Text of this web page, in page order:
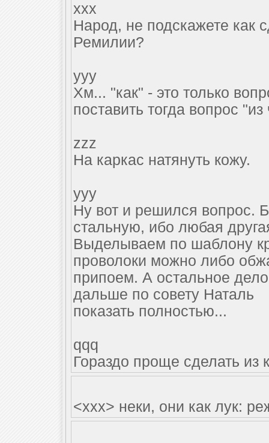
ххх
Народ, не подскажете как
Ремилии?
ууу
Хм... "как" - это только
поставить тогда вопрос "из
zzz
На каркас натянуть кожу.
yyy
Ну вот и решился вопрос.
стальную, ибо любая
Выделываем по шаблону
проволоки можно либо
припоем. А остальное
дальше по совету Наталь
показать полностью...
qqq
Гораздо проще сделать из
<xxx> неки, они как лук: